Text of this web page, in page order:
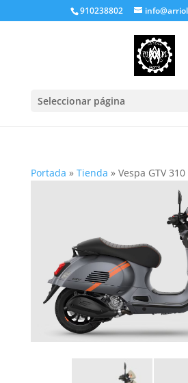
910238802
Seleccionar página
Portada » Tienda » Vespa GTV